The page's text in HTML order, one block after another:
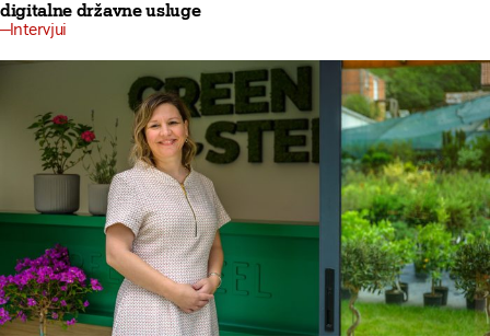
digitalne državne usluge
Intervjui